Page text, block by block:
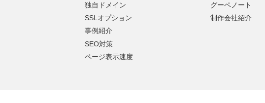
独自ドメイン
SSLオプション
事例紹介
SEO対策
ページ表示速度
グーペノート
制作会社紹介